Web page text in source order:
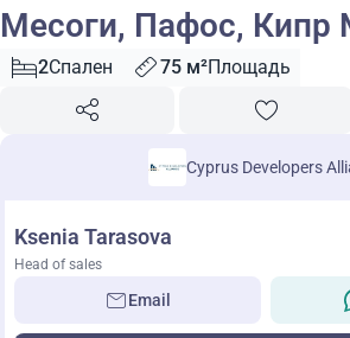
Месоги, Пафос, Кипр
2Спален 75 м²Площадь
Cyprus Developers
Ksenia Tarasova
Head of sales
Email